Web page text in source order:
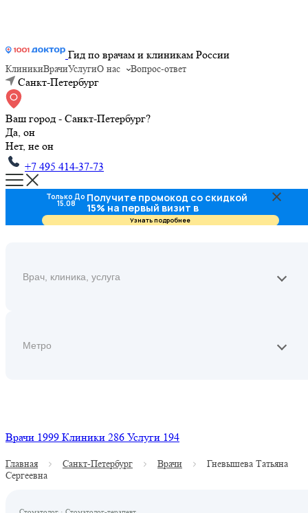
Гид по врачам и клиникам России
КлиникиВрачиУслугиО нас Вопрос-ответ
Санкт-Петербург
Ваш город - Санкт-Петербург?
Да, он
Нет, не он
+7 495 414-37-73
Врачи 1999 Клиники 286 Услуги 194
Главная Санкт-Петербург Врачи
Гневышева Татьяна
Сергеевна
Только До
15.08 Получите промокод со скидкой
15% на первый визит в
стоматологию
Узнать подробнее